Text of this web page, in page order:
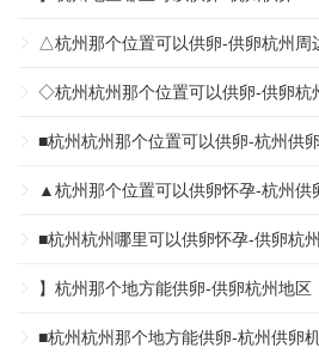
△杭州那个位置可以供卵-供卵杭州周
◇杭州杭州那个位置可以供卵-供卵杭
■杭州杭州那个位置可以供卵-杭州供卵
▲杭州那个位置可以供卵怀孕-杭州供
■杭州杭州哪里可以供卵怀孕-供卵杭
】杭州那个地方能供卵-供卵杭州地区
■杭州杭州那个地方能供卵-杭州供卵